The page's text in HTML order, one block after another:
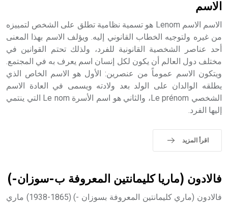
- هل تعلم أن أبجر Abgar اسم معروف جيداً يعود إلى عدد من
الملوك الذين حكموا مدينة إديسا (الرها) من أبجر الأول وحتى
التاسع، وهم ينتسبون إلى أسرة أوسروين
sign تكتب منفصلة غير متصلة، وتعتمد المبدأ الأكوروفوني،
الاسم
الاسم الاسم Lenom هو تسمية نظامية تطلق على الشخص لتمييزه
من غيره ولتوجيه الخطاب القانوني إليه. ويؤلف الاسم بهذا المعنى
أحد عناصر الشخصية القانونية للفرد، ولذلك تحتم القوانين في
مختلف دول العالم أن يكون لكل إنسان اسم يعرف به في المجتمع.
ويتكون الاسم عموماً من عنصرين: الأول هو الاسم الخاص الذي
يطلقه الوالدان على الولد بعد ولادته ويسمى في العادة الاسم
الشخصي Le prénom، والثاني هو اسم الأسرة Le nom التي ينتمي
إليها الفرد.
اقرأ المزيد
فالادون (ماريا كليمانتين المعروفة ب-سوزان-)
فالادون (ماري كليمانتين المعروفة بسوزان -) (1865-1938) ماري